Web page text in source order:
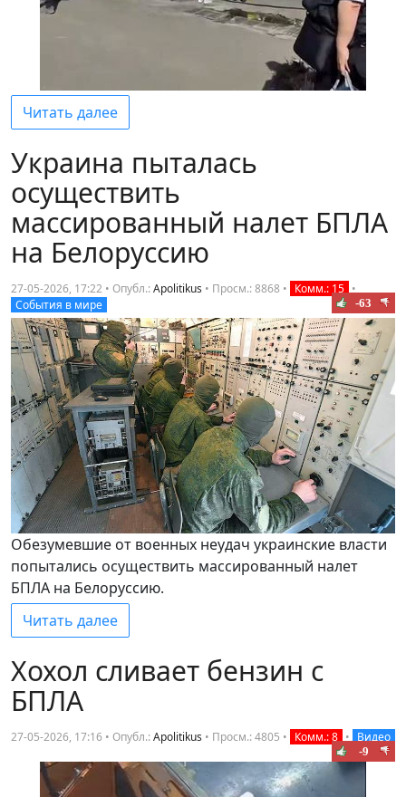
Читать далее
Украина пыталась
осуществить
массированный налет БПЛА
на Белоруссию
27-05-2026, 17:22 • Опубл.:Apolitikus • Просм.: 8868 • Комм.: 15 •
События в мире
-63
Обезумевшие от военных неудач украинские власти
попытались осуществить массированный налет
БПЛА на Белоруссию.
Читать далее
Хохол сливает бензин с
БПЛА
27-05-2026, 17:16 • Опубл.:Apolitikus • Просм.: 4805 • Комм.: 8 • Видео
-9